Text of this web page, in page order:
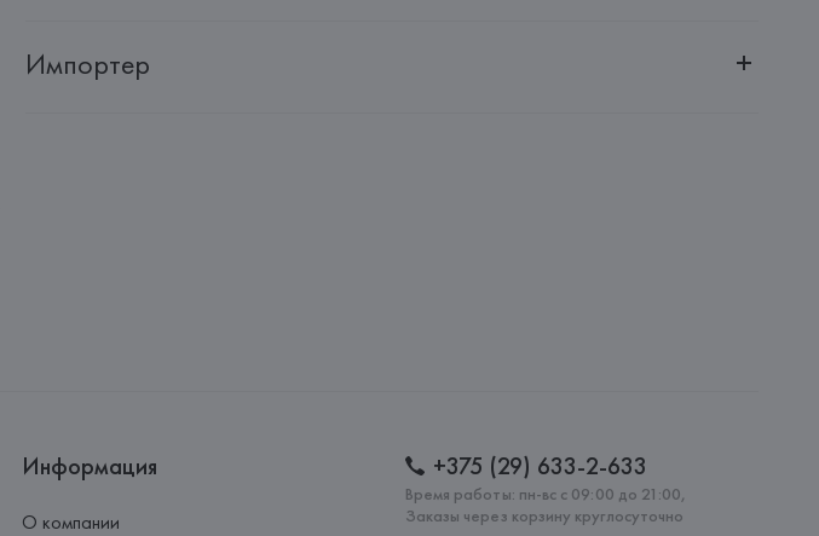
Импортер
Информация
О компании
+375 (29) 633-2-633
Время работы: пн-вс с 09:00 до 21:00,
Заказы через корзину круглосуточно